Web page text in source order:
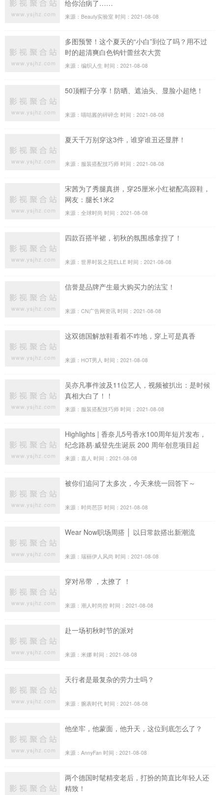
给你治病了……
来源：Beauty实验室 时间：2021-08-08
多图预警！这个夏天的“小白”到位了吗？用不过
时的超清爽白色钩针蕾丝衣大赏
来源：编织人生 时间：2021-08-08
50顶帽子分享！防晒、遮油头、显脸小超绝！
来源：喵咕酱的碎碎念 时间：2021-08-08
夏天千万别穿这3件，谁穿谁丑还显胖！
来源：服装搭配技巧师 时间：2021-08-08
宋茜为了秀腿真拼，穿25厘米小红裙配高跟鞋，
网友：腿长1米2
来源：全球时尚 时间：2021-08-08
四款百搭半裙，初秋的氛围感拿捏了！
来源：世界时装之苑ELLE 时间：2021-08-08
信誉是品牌产生最大购买力的法宝！
来源：CN广告网资讯 时间：2021-08-08
这双德国解放鞋看着不咋地，穿上可是真香
来源：HOT男人 时间：2021-08-08
吴亦凡事件波及11位艺人，视频被扒出：是时候
真相大白了！！
来源：服装搭配技巧师 时间：2021-08-08
Highlights | 香奈儿5号香水100周年短片发布，
纪念路易·威登先生诞辰 200 周年创意项目起
航…
来源：嘉人 时间：2021-08-08
被你们追问了太多次，今天来统一回答下～
来源：时尚芭莎 时间：2021-08-08
Wear Now职场周搭 │ 以日常款搭出新潮流
来源：瑞丽伊人风尚 时间：2021-08-08
穿对吊带 ，太撩了 ！
来源：潮人时尚控 时间：2021-08-08
赴一场初秋时节的派对
来源：米娜 时间：2021-08-08
天行者是最复杂的劳力士吗？
来源：腕表时代 时间：2021-08-08
他坐牢，他蒙面，他升天，这位到底怎么了？
来源：AnnyFan 时间：2021-08-08
两个德国时髦精变老后，打扮的简直比年轻人还
精致！